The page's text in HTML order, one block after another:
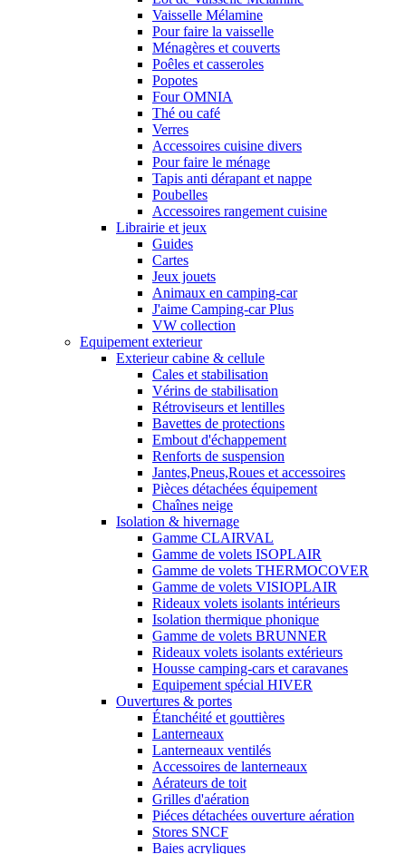
Vaisselle Mélamine
Pour faire la vaisselle
Ménagères et couverts
Poêles et casseroles
Popotes
Four OMNIA
Thé ou café
Verres
Accessoires cuisine divers
Pour faire le ménage
Tapis anti dérapant et nappe
Poubelles
Accessoires rangement cuisine
Librairie et jeux
Guides
Cartes
Jeux jouets
Animaux en camping-car
J'aime Camping-car Plus
VW collection
Equipement exterieur
Exterieur cabine & cellule
Cales et stabilisation
Vérins de stabilisation
Rétroviseurs et lentilles
Bavettes de protections
Embout d'échappement
Renforts de suspension
Jantes,Pneus,Roues et accessoires
Pièces détachées équipement
Chaînes neige
Isolation & hivernage
Gamme CLAIRVAL
Gamme de volets ISOPLAIR
Gamme de volets THERMOCOVER
Gamme de volets VISIOPLAIR
Rideaux volets isolants intérieurs
Isolation thermique phonique
Gamme de volets BRUNNER
Rideaux volets isolants extérieurs
Housse camping-cars et caravanes
Equipement spécial HIVER
Ouvertures & portes
Étanchéité et gouttières
Lanterneaux
Lanterneaux ventilés
Accessoires de lanterneaux
Aérateurs de toit
Grilles d'aération
Piéces détachées ouverture aération
Stores SNCF
Baies acryliques